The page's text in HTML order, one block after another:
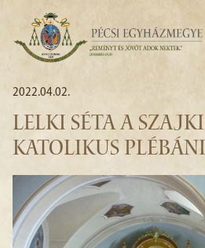
2022.04.02.
LELKI SÉTA A
KATOLIKUS